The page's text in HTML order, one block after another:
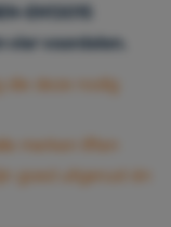
EN13015
vier voordelen.
deze nodig
goed uitgerust én
in